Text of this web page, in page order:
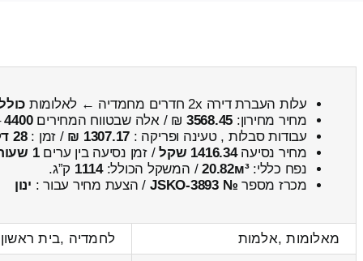
עלות העברת דירה 2x חדרים מחמדיה ← לאלומות
מחיר מחירון: 3568.45 ₪ / אלה שבטווח המחירים4400
עבודות סבלות , טעינה ופריקה : 1307.17 ₪ / זמן :28 דקות 23 שניות
מחיר נסיעה1416.34 שקל / זמן נסיעה בין ערים1 שעות , 51 דקות
נפח כללי:20.82м³/ המשקל הכולל:1114 ק”ג.
מכרז מספר № JSKO-3893 / הצעת מחיר עבור : ינון
מאלומות ,אלמות
לחמדיה ,בית ראשון